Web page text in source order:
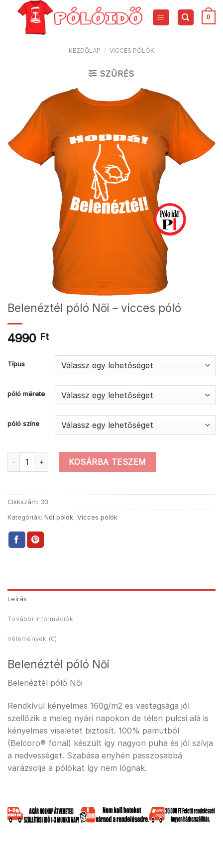
content
0
KEZDŐLAP / VICCES PÓLÓK
SZŰRÉS
Belenéztél póló Női – vicces póló
4990 Ft
Típus
póló mérete
póló színe
Belenéztél póló Női - vicces póló mennyiség
KOSÁRBA TESZEM
Cikkszám: 33
Kategóriák: Női pólók, Vicces pólók
Leírás
További információk
Vélemények (0)
Belenéztél póló Női
Belenéztél póló Női
Rendkívül kényelmes 160g/m2 es vastagsága jól
szellőzik a meleg nyári napokon de télen pulcsi alá is
kényelmes viseletet biztosít. 100% pamutból
(Belcoro® fonal) készült így nagyon puha és jól szívja
a nedvességet. Szabása enyhén passzosabbá
varázsolja a pólókat így nem lógnak.